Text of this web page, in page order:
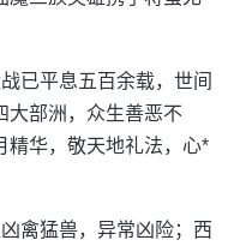
已平息五百余载，世间
大部洲，众生善恶不
精华，敬天地礼法，心*
禽猛兽，异常凶险；西